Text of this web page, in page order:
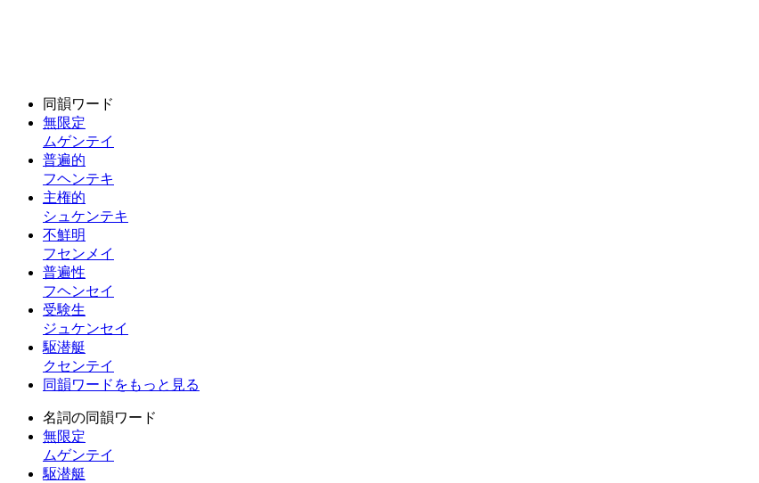
同韻ワード
無限定
ムゲンテイ
普遍的
フヘンテキ
主権的
シュケンテキ
不鮮明
フセンメイ
普遍性
フヘンセイ
受験生
ジュケンセイ
駆潜艇
クセンテイ
同韻ワードをもっと見る
名詞の同韻ワード
無限定
ムゲンテイ
駆潜艇